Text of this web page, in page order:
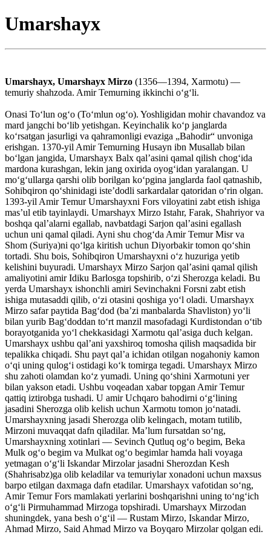
Umarshayx
Umarshayx, Umarshayx Mirzo (1356—1394, Xarmotu) —
temuriy shahzoda. Amir Temurning ikkinchi oʻgʻli.
Onasi Toʻlun ogʻo (Toʻmlun ogʻo). Yoshligidan mohir chavandoz va
mard jangchi boʻlib yetishgan. Keyinchalik koʻp janglarda
koʻrsatgan jasurligi va qahramonligi evaziga „Bahodir“ unvoniga
erishgan. 1370-yil Amir Temurning Husayn ibn Musallab bilan
boʻlgan jangida, Umarshayx Balx qalʼasini qamal qilish chogʻida
mardona kurashgan, lekin jang oxirida oyogʻidan yaralangan. U
moʻgʻullarga qarshi olib borilgan koʻpgina janglarda faol qatnashib,
Sohibqiron qoʻshinidagi isteʼdodli sarkardalar qatoridan oʻrin olgan.
1393-yil Amir Temur Umarshayxni Fors viloyatini zabt etish ishiga
masʼul etib tayinlaydi. Umarshayx Mirzo Istahr, Farak, Shahriyor va
boshqa qalʼalarni egallab, navbatdagi Sarjon qalʼasini egallash
uchun uni qamal qiladi. Ayni shu chogʻda Amir Temur Misr va
Shom (Suriya)ni qoʻlga kiritish uchun Diyorbakir tomon qoʻshin
tortadi. Shu bois, Sohibqiron Umarshayxni oʻz huzuriga yetib
kelishini buyuradi. Umarshayx Mirzo Sarjon qalʼasini qamal qilish
amaliyotini amir Idiku Barlosga topshirib, oʻzi Sherozga keladi. Bu
yerda Umarshayx ishonchli amiri Sevinchakni Forsni zabt etish
ishiga mutasaddi qilib, oʻzi otasini qoshiga yoʻl oladi. Umarshayx
Mirzo safar paytida Bagʻdod (baʼzi manbalarda Shavliston) yoʻli
bilan yurib Bagʻdoddan toʻrt manzil masofadagi Kurdistondan oʻtib
borayotganida yoʻl chekkasidagi Xarmotu qalʼasiga duch kelgan.
Umarshayx ushbu qalʼani yaxshiroq tomosha qilish maqsadida bir
tepalikka chiqadi. Shu payt qalʼa ichidan otilgan nogahoniy kamon
oʻqi uning qulogʻi ostidagi koʻk tomirga tegadi. Umarshayx Mirzo
shu zahoti olamdan koʻz yumadi. Uning qoʻshini Xarmotuni yer
bilan yakson etadi. Ushbu voqeadan xabar topgan Amir Temur
qattiq iztirobga tushadi. U amir Uchqaro bahodirni oʻgʻlining
jasadini Sherozga olib kelish uchun Xarmotu tomon joʻnatadi.
Umarshayxning jasadi Sherozga olib kelingach, motam tutilib,
Mirzoni muvaqqat dafn qiladilar. Maʼlum fursatdan soʻng,
Umarshayxning xotinlari — Sevinch Qutluq ogʻo begim, Beka
Mulk ogʻo begim va Mulkat ogʻo begimlar hamda hali voyaga
yetmagan oʻgʻli Iskandar Mirzolar jasadni Sherozdan Kesh
(Shahrisabz)ga olib keladilar va temuriylar xonadoni uchun maxsus
barpo etilgan daxmaga dafn etadilar. Umarshayx vafotidan soʻng,
Amir Temur Fors mamlakati yerlarini boshqarishni uning toʻngʻich
oʻgʻli Pirmuhammad Mirzoga topshiradi. Umarshayx Mirzodan
shuningdek, yana besh oʻgʻil — Rustam Mirzo, Iskandar Mirzo,
Ahmad Mirzo, Said Ahmad Mirzo va Boyqaro Mirzolar qolgan edi.